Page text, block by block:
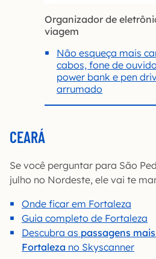
Organizador de
viagem
Não esqueça mais
cabos, fone de
power bank e pen
arrumado
CEARÁ
Se você perguntar para São
julho no Nordeste, ele vai te
Onde ficar em Fortaleza
Guia completo de Fortaleza
Descubra as passagens
Fortaleza no Skyscanner